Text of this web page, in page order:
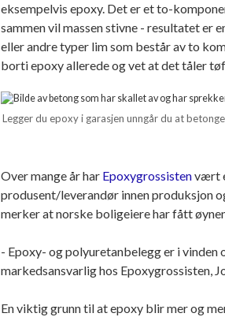
eksempelvis epoxy. Det er et to-
sammen vil massen stivne - resultatet er
eller andre typer lim som består av to
borti epoxy allerede og vet at det tåler
Legger du epoxy i garasjen unngår du at
Over mange år har Epoxygrossistenvært
produsent/leverandør innen produksjon
merker at norske boligeiere har fått
- Epoxy- og polyuretanbelegg er i
markedsansvarlig hos Epoxygrossisten,
En viktig grunn til at epoxy blir mer og